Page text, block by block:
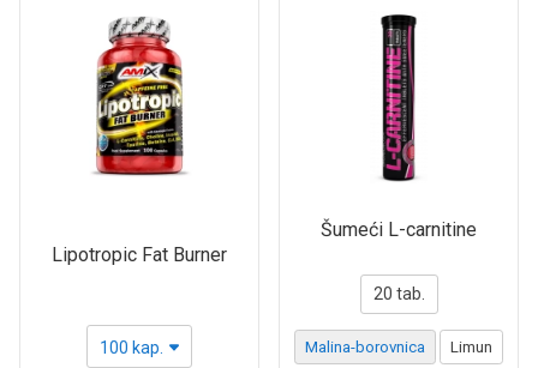
Lipotropic Fat Burner
100 kap.
Šumeći L-carnitine
20 tab.
Malina-borovnica Limun